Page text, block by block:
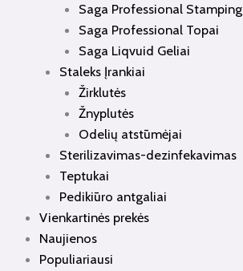
Saga Professional Stamping
Saga Professional Topai
Saga Liqvuid Geliai
Staleks Įrankiai
Žirklutės
Žnyplutės
Odelių atstūmėjai
Sterilizavimas-dezinfekavimas
Teptukai
Pedikiūro antgaliai
Vienkartinės prekės
Naujienos
Populiariausi